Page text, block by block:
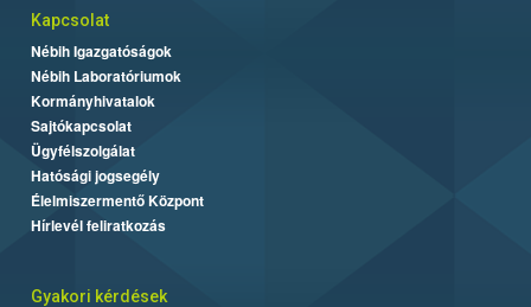
Kapcsolat
Nébih Igazgatóságok
Nébih Laboratóriumok
Kormányhivatalok
Sajtókapcsolat
Ügyfélszolgálat
Hatósági jogsegély
Élelmiszermentő Központ
Hírlevél feliratkozás
Gyakori kérdések